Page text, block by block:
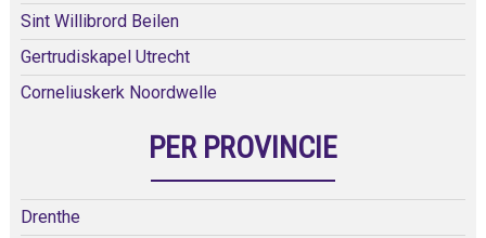
Sint Willibrord Beilen
Gertrudiskapel Utrecht
Corneliuskerk Noordwelle
PER PROVINCIE
Drenthe